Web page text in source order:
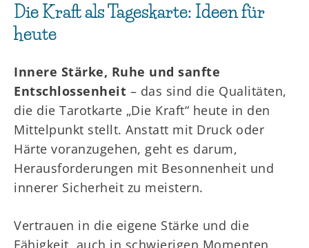
Die Kraft als Tageskarte: Ideen für
heute
Innere Stärke, Ruhe und sanfte
Entschlossenheit – das sind die Qualitäten,
die die Tarotkarte „Die Kraft“ heute in den
Mittelpunkt stellt. Anstatt mit Druck oder
Härte voranzugehen, geht es darum,
Herausforderungen mit Besonnenheit und
innerer Sicherheit zu meistern.
Vertrauen in die eigene Stärke und die
Fähigkeit, auch in schwierigen Momenten